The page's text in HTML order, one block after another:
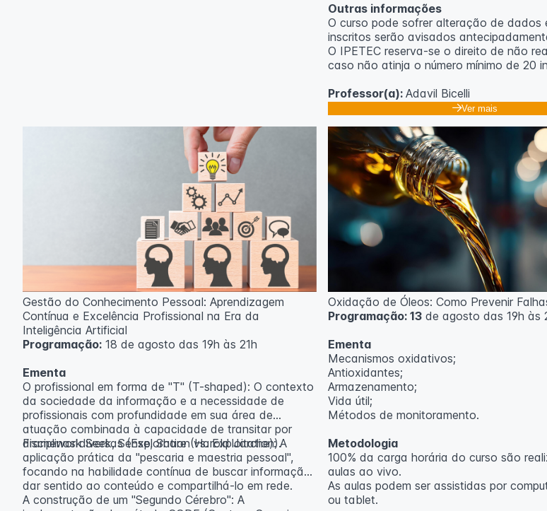
Outras informações
O curso pode sofrer alteração de dados
inscritos serão avisados
O IPETEC reserva-se o direito de não
caso não atinja o número mínimo de 20
Professor(a): Adavil Bicelli
Ver mais
Gestão do Conhecimento Pessoal: Aprendizagem
Contínua e Excelência Profissional na Era da
Inteligência Artificial
Programação: 18 de agosto das 19h às 21h
Ementa
O profissional em forma de "T" (T-shaped): O contexto
da sociedade da informação e a necessidade de
profissionais com profundidade em sua área de
atuação combinada à capacidade de transitar por
disciplinas diversas (Exploration vs. Exploitation).
Framework Seek, Sense, Share (Harold Jarche): A
aplicação prática da "pescaria e maestria pessoal",
focando na habilidade contínua de buscar informação,
dar sentido ao conteúdo e compartilhá-lo em rede.
A construção de um "Segundo Cérebro": A
Oxidação de Óleos: Como Prevenir
Programação: 13de agosto das 19h às
Ementa
Mecanismos oxidativos;
Antioxidantes;
Armazenamento;
Vida útil;
Métodos de monitoramento.
Metodologia
100% da carga horária do curso são
aulas ao vivo.
As aulas podem ser assistidas por
ou tablet.